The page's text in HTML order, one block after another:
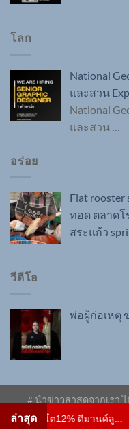
โลก
National
และสวน
National
และสวน
อร่อย
Flat rooster
ทอด ตลาดโ
สระแก้ว
วีดีโอ
พ่อผู้ก่อเหตุ
# นำข่าวล่าสุดจากเรา
ล่าสุด
โต12% ดีมานด์ลู...